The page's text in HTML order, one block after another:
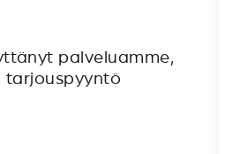
palveluamme,
tarjouspyyntö